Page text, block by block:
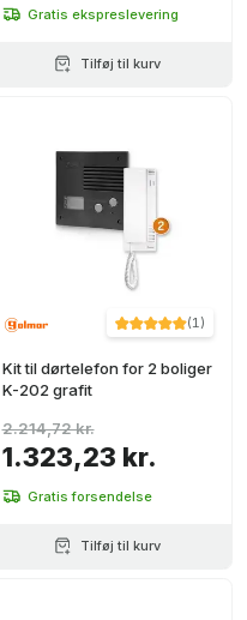
Gratis ekspreslevering
Tilføj til kurv
(1)
Kit til dørtelefon for 2 boliger
K-202 grafit
1.323,23 kr.
2.214,72 kr.
Gratis forsendelse
Tilføj til kurv